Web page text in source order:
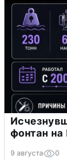
фонтан на
9 августа 0